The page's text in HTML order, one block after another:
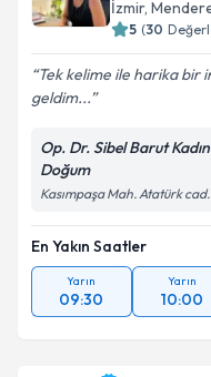
İzmir,
5 (30
Tek kelime ile harika bir
geldim...
Op. Dr. Sibel Barut
Doğum
Kasımpaşa Mah. Atatürk
En Yakın Saatler
Yarın
09:30
Yarın
10:00